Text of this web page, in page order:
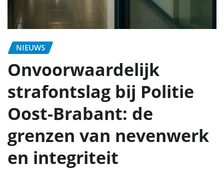
NIEUWS
Onvoorwaardelijk
strafontslag bij Politie
Oost-Brabant: de
grenzen van nevenwerk
en integriteit